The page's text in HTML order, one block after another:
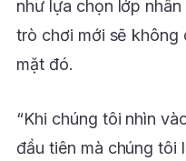
như lựa chọn lớp
trò chơi mới sẽ
mặt đó.
“Khi chúng tôi nhìn
đầu tiên mà chúng tôi